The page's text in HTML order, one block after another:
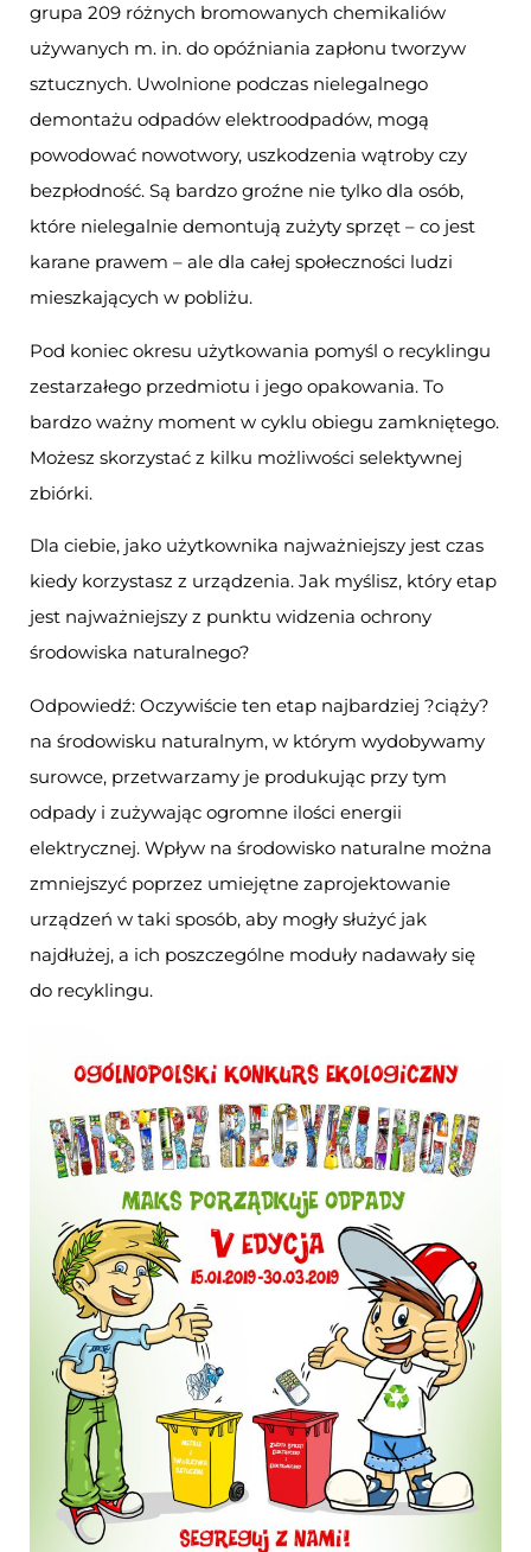
grupa 209 różnych bromowanych chemikaliów
używanych m. in. do opóźniania zapłonu tworzyw
sztucznych. Uwolnione podczas nielegalnego
demontażu odpadów elektroodpadów, mogą
powodować nowotwory, uszkodzenia wątroby czy
bezpłodność. Są bardzo groźne nie tylko dla osób,
które nielegalnie demontują zużyty sprzęt – co jest
karane prawem – ale dla całej społeczności ludzi
mieszkających w pobliżu.
Pod koniec okresu użytkowania pomyśl o recyklingu
zestarzałego przedmiotu i jego opakowania. To
bardzo ważny moment w cyklu obiegu zamkniętego.
Możesz skorzystać z kilku możliwości selektywnej
zbiórki.
Dla ciebie, jako użytkownika najważniejszy jest czas
kiedy korzystasz z urządzenia. Jak myślisz, który etap
jest najważniejszy z punktu widzenia ochrony
środowiska naturalnego?
Odpowiedź: Oczywiście ten etap najbardziej ?ciąży?
na środowisku naturalnym, w którym wydobywamy
surowce, przetwarzamy je produkując przy tym
odpady i zużywając ogromne ilości energii
elektrycznej. Wpływ na środowisko naturalne można
zmniejszyć poprzez umiejętne zaprojektowanie
urządzeń w taki sposób, aby mogły służyć jak
najdłużej, a ich poszczególne moduły nadawały się
do recyklingu.